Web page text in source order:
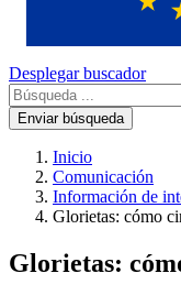
Desplegar buscador
Enviar búsqueda
Inicio
Comunicación
Información de
Glorietas: cómo
Glorietas: